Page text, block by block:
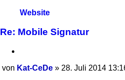
Kontaktdaten
Kat-
CeDe
Website
Re: Mobile Signatur
von Kat-CeDe » 28. Juli 2014